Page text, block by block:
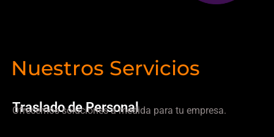
Nuestros Servicios
Traslado de Personal
Ofrecemos soluciones a medida para tu empresa.